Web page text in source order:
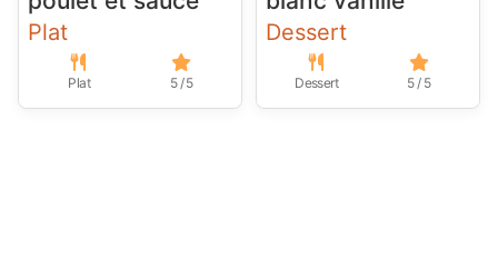
Plat
Plat 5 / 5
Dessert
Dessert 5 / 5